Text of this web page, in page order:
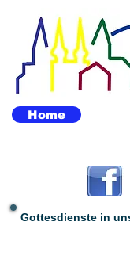
Home
Gottesdienste in